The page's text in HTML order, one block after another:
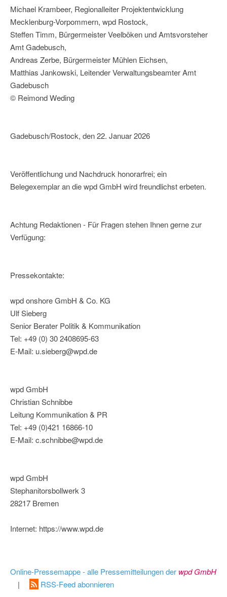
Michael Krambeer, Regionalleiter Projektentwicklung
Mecklenburg-Vorpommern, wpd Rostock,
Steffen Timm, Bürgermeister Veelböken und Amtsvorsteher
Amt Gadebusch,
Andreas Zerbe, Bürgermeister Mühlen Eichsen,
Matthias Jankowski, Leitender Verwaltungsbeamter Amt
Gadebusch
© Reimond Weding
Gadebusch/Rostock, den 22. Januar 2026
Veröffentlichung und Nachdruck honorarfrei; ein
Belegexemplar an die wpd GmbH wird freundlichst erbeten.
Achtung Redaktionen - Für Fragen stehen Ihnen gerne zur
Verfügung:
Pressekontakte:
wpd onshore GmbH & Co. KG
Ulf Sieberg
Senior Berater Politik & Kommunikation
Tel: +49 (0) 30 2408695-63
E-Mail: u.sieberg@wpd.de
wpd GmbH
Christian Schnibbe
Leitung Kommunikation & PR
Tel: +49 (0)421 16866-10
E-Mail: c.schnibbe@wpd.de
wpd GmbH
Stephanitorsbollwerk 3
28217 Bremen
Internet: https://www.wpd.de
Online-Pressemappe - alle Pressemitteilungen der wpd GmbH
|
RSS-Feed abonnieren